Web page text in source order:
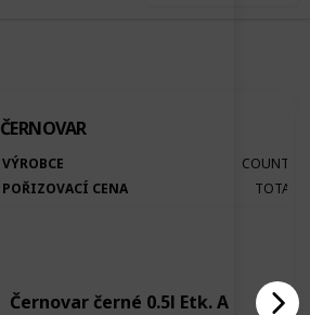
ČERNOVAR
VÝROBCE COUNT
POŘIZOVACÍ CENA
TOTAL
Černovar černé 0.5l Etk. A